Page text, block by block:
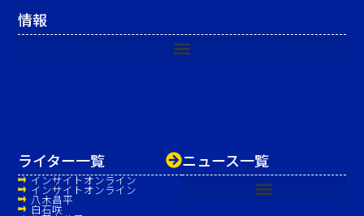
ニュース一覧
ライター一覧
インサイトオンライン
インサイトオンライン
八木昌平
白石咲
情報